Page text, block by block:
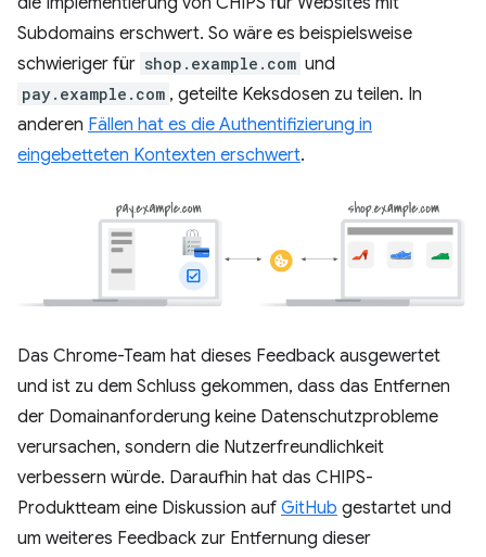
Subdomains erschwert. So wäre es beispielsweise
schwieriger für shop.example.com und
pay.example.com , geteilte Keksdosen zu teilen. In
anderen Fällen hat es die Authentifizierung in
eingebetteten Kontexten erschwert.
Das Chrome-Team hat dieses Feedback ausgewertet
und ist zu dem Schluss gekommen, dass das Entfernen
der Domainanforderung keine Datenschutzprobleme
verursachen, sondern die Nutzerfreundlichkeit
verbessern würde. Daraufhin hat das CHIPS-
Produktteam eine Diskussion auf GitHub gestartet und
um weiteres Feedback zur Entfernung dieser